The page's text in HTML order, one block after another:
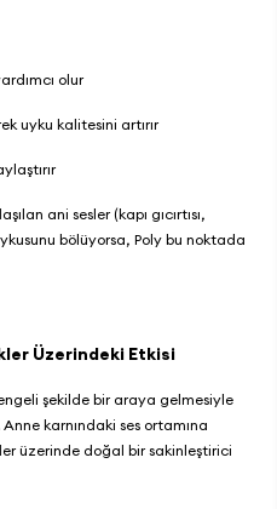
olur
uyku kalitesini artırır
ani sesler (kapı gıcırtısı,
bölüyorsa, Poly bu noktada
Üzerindeki Etkisi
şekilde bir araya gelmesiyle
karnındaki ses ortamına
üzerinde doğal bir sakinleştirici